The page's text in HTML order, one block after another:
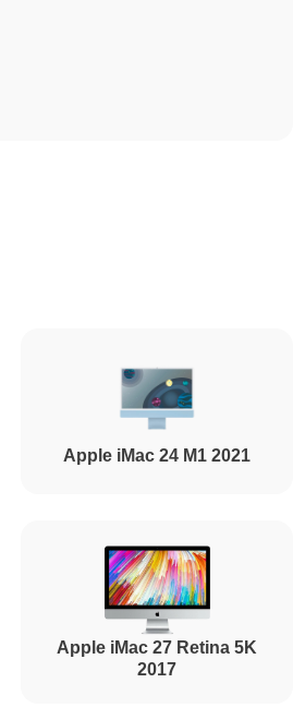
Apple iMac 24 M1 2021
Apple iMac 27 Retina 5K
2017